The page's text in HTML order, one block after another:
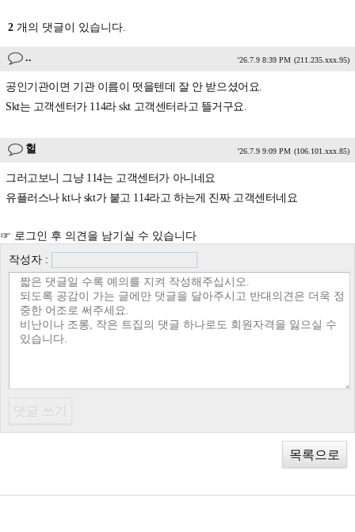
2 개의 댓글이 있습니다.
.. '26.7.9 8:39 PM (211.235.xxx.95)
공인기관이면 기관 이름이 떳을텐데 잘 안 받으셨어요.
Skt는 고객센터가 114라 skt 고객센터라고 뜰거구요.
헐 '26.7.9 9:09 PM (106.101.xxx.85)
그러고보니 그냥 114는 고객센터가 아니네요
유플러스나 kt나 skt가 붙고 114라고 하는게 진짜 고객센터네요
☞ 로그인 후 의견을 남기실 수 있습니다
작성자 :
목록으로